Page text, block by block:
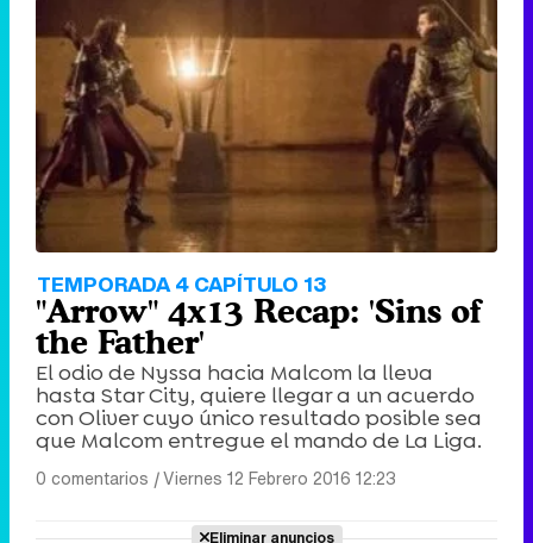
TEMPORADA 4 CAPÍTULO 13
"Arrow" 4x13 Recap: 'Sins of
the Father'
El odio de Nyssa hacia Malcom la lleva
hasta Star City, quiere llegar a un acuerdo
con Oliver cuyo único resultado posible sea
que Malcom entregue el mando de La Liga.
0 comentarios |Viernes 12 Febrero 2016 12:23
Eliminar anuncios